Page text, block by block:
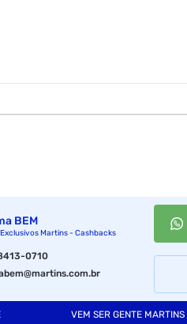
BEM
Martins - Cashbacks
0710
VEM SER GENTE MARTINS